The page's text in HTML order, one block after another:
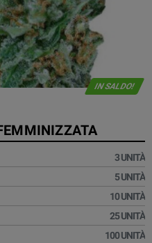
IN SALDO!
3 UNITÀ
5 UNITÀ
10 UNITÀ
25 UNITÀ
100 UNITÀ